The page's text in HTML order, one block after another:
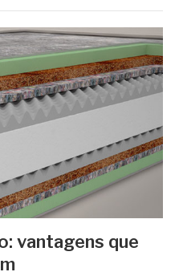
vantagens que